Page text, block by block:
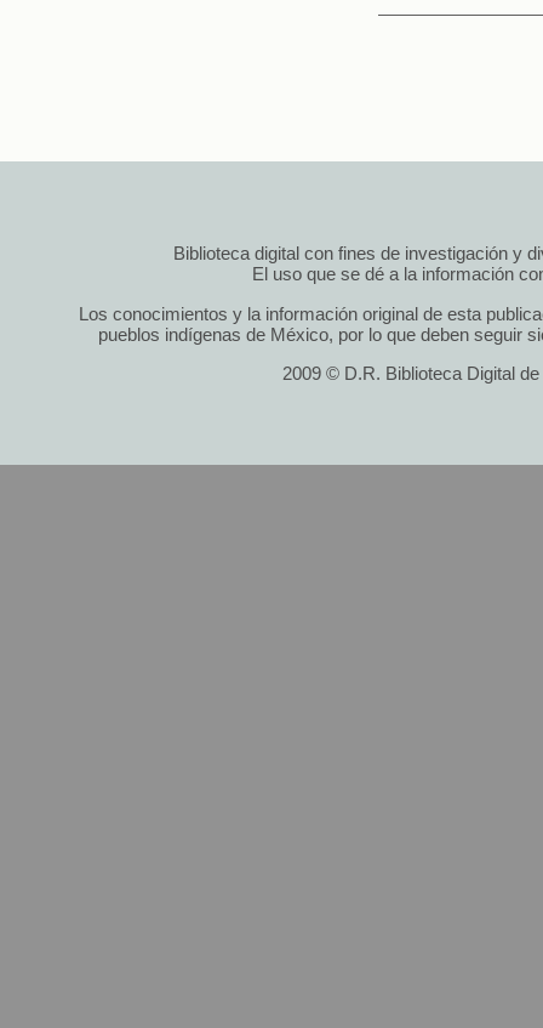
Biblioteca digital con fines de investigación y
El uso que se dé a la información
Los conocimientos y la información original de esta
pueblos indígenas de México, por lo que deben seguir
2009 © D.R. Biblioteca Digital